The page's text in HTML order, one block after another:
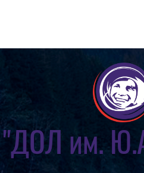
"ДОЛ им.